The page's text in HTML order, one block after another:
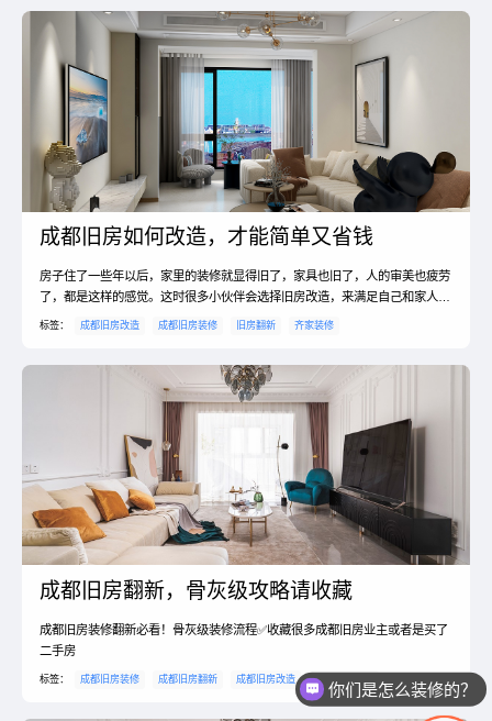
点，通常采用的保温材料有泡沫板和保温棉。泡沫板可以起到隔热...
成都旧房如何改造，才能简单又省钱
房子住了一些年以后，家里的装修就显得旧了，家具也旧了，人的审美也疲劳
了，都是这样的感觉。这时很多小伙伴会选择旧房改造，来满足自己和家人的
日常需求。旧房改造是一件很麻烦的事，施工量相比毛坯房装修还要大。那
事情也有很多，其中首先需要做的事情就是选择适合自己的装修...
标签： 成都旧房改造 成都旧房装修 旧房翻新 齐家装修
成都旧房翻新，骨灰级攻略请收藏
成都旧房装修翻新必看！骨灰级装修流程✅收藏很多成都旧房业主或者是买了
二手房
标签： 成都旧房装修 成都旧房翻新 成都旧房改造 旧房翻新攻略
你们是怎么装修的？